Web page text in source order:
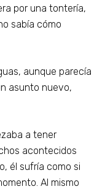
por una tontería,
sabía cómo
aunque parecía
asunto nuevo,
a tener
acontecidos
él sufría como si
Al mismo